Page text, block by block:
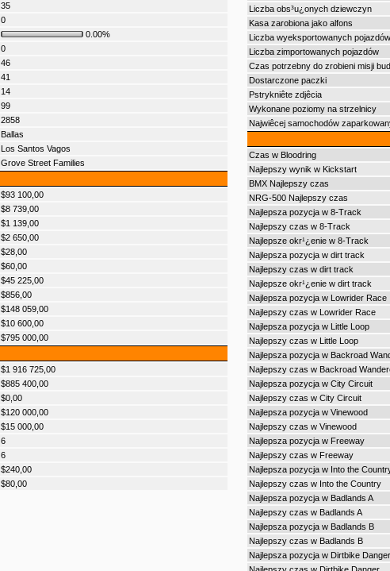
35
0
0.00%
0
46
41
14
99
2858
Ballas
Los Santos Vagos
Grove Street Families
$93 100,00
$8 739,00
$1 139,00
$2 650,00
$28,00
$60,00
$45 225,00
$856,00
$148 059,00
$10 600,00
$795 000,00
$1 916 725,00
$885 400,00
$0,00
$120 000,00
$15 000,00
6
6
$240,00
$80,00
Liczba obs³u¿onych dziewczyn
Kasa zarobiona jako alfons
Liczba wyeksportowanych pojazdów
Liczba zimportowanych pojazdów
Czas potrzebny do zrobieni misji
Dostarczone paczki
Pstrykniête zdjêcia
Wykonane poziomy na strzelnicy
Najwiêcej samochodów
Czas w Bloodring
Najlepszy wynik w Kickstart
BMX Najlepszy czas
NRG-500 Najlepszy czas
Najlepsza pozycja w 8-Track
Najlepszy czas w 8-Track
Najlepsze okr¹¿enie w 8-Track
Najlepsza pozycja w dirt track
Najlepszy czas w dirt track
Najlepsze okr¹¿enie w dirt track
Najlepsza pozycja w Lowrider Race
Najlepszy czas w Lowrider Race
Najlepsza pozycja w Little Loop
Najlepszy czas w Little Loop
Najlepsza pozycja w Backroad
Najlepszy czas w Backroad
Najlepsza pozycja w City Circuit
Najlepszy czas w City Circuit
Najlepsza pozycja w Vinewood
Najlepszy czas w Vinewood
Najlepsza pozycja w Freeway
Najlepszy czas w Freeway
Najlepsza pozycja w Into the
Najlepszy czas w Into the Country
Najlepsza pozycja w Badlands A
Najlepszy czas w Badlands A
Najlepsza pozycja w Badlands B
Najlepszy czas w Badlands B
Najlepsza pozycja w Dirtbike Danger